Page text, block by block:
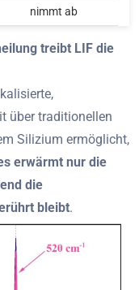
nimmt ab
treibt LIF die
über traditionellen
Silizium ermöglicht,
erwärmt nur die
die
bleibt.